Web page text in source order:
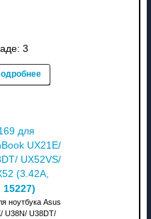
3
для
UX21E/
UX52VS/
(3.42A,
15227)
ноутбука Asus
U38N/ U38DT/